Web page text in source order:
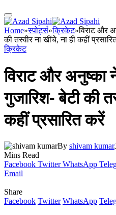
Home»स्पोर्ट्स»क्रिकेट»विराट और
की तस्वीर ना खींचे, ना ही कहीं
क्रिकेट
विराट और अनुष्का
गुजारिश- बेटी की
कहीं प्रसारित करें
By shivam kumar
Mins Read
Facebook Twitter WhatsApp
Email
Share
Facebook Twitter WhatsApp